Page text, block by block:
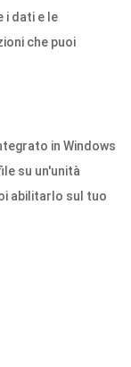
i dati e le
che puoi
in Windows
su un'unità
abilitarlo sul tuo